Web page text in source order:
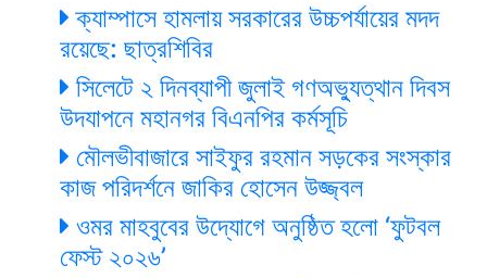
ক্যাম্পাসে হামলায় সরকারের উচ্চপর্যায়ের মদদ
রয়েছে: ছাত্রশিবির
সিলেটে ২ দিনব্যাপী জুলাই গণঅভ্যুত্থান দিবস
উদযাপনে মহানগর বিএনপির কর্মসূচি
মৌলভীবাজারে সাইফুর রহমান সড়কের সংস্কার
কাজ পরিদর্শনে জাকির হোসেন উজ্জ্বল
ওমর মাহবুবের উদ্যোগে অনুষ্ঠিত হলো ‘ফুটবল
ফেস্ট ২০২৬’